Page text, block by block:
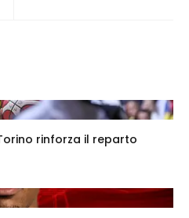
rinforza il reparto